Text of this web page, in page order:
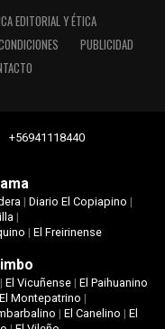
EDITORIAL Y ÉTICA
PUBLICIDAD
| Diario El Copiapino |
|
| El Freirinense
| El Vicuñense| El Paihuanino
El Montepatrino |
|El Canelino |El